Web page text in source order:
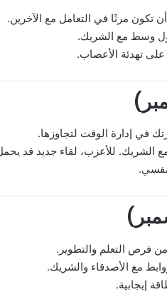
تكون مرنًا في التعامل مع الآخرين.
وسط مع الشريك.
تهدئة الأعصاب.
في إدارة الوقت لتجاوزها.
الشريك. للأعزب، لقاء جديد قد
فرص التعلم والتطوير.
مع الأصدقاء والشريك.
إيجابية.